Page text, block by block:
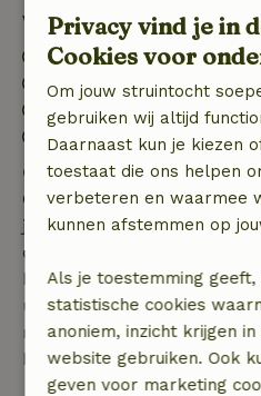
Verblijfdetails
Inchecken: 15:00- 22:00
Uitchecken: 07:00- 12:00
Contactloos verblijf
Vuurwerkvrije omgeving
Gratis annuleren binnen
Gratis annuleren binnen 7
je boeking, bij een
dagen voor aanvang. Bij
binnen 28 dagen geldt
uur. Bij annulering binnen
recht op volledige
boekingsbedrag.
Privacy vind je in
Cookies voor
Om jouw struintocht
gebruiken wij altijd
Daarnaast kun je kiezen
toestaat die ons helpen
verbeteren en waarmee
kunnen afstemmen op
Als je toestemming
statistische cookies
anoniem, inzicht krijgen
website gebruiken. Ook
geven voor marketing